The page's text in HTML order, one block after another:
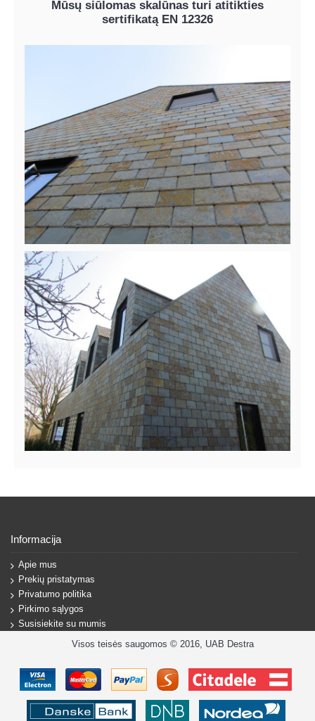
Mūsų siūlomas skalūnas turi atitikties
sertifikatą EN 12326
Informacija
Apie mus
Prekių pristatymas
Privatumo politika
Pirkimo sąlygos
Susisiekite su mumis
Visos teisės saugomos © 2016, UAB Destra